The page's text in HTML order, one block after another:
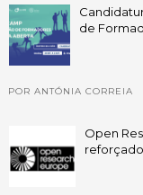
de
POR ANTÓNIA CORREIA
Open